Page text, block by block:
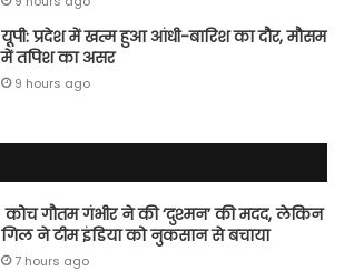
यूपी: प्रदेश में खत्म हुआ आंधी-बारिश का दौर, मौसम
में तपिश का असर
9 hours ago
कोच गौतम गंभीर ने की ‘दुश्मन’ की मदद, लेकिन
गिल ने टीम इंडिया को नुकसान से बचाया
7 hours ago